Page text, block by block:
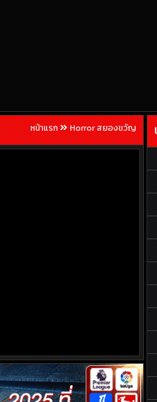
หน้าแรก Horror สยองขวัญ